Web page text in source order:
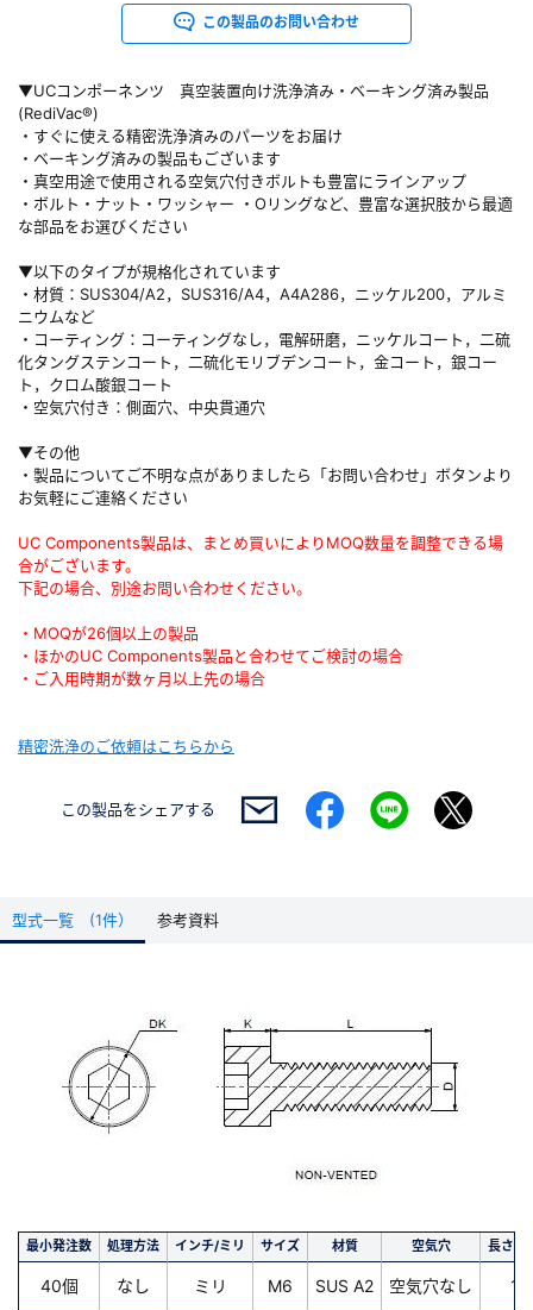
▼UCコンポーネンツ 真空装置向け洗浄済み・ベーキング済み製品
(RediVac®)
・すぐに使える精密洗浄済みのパーツをお届け
・ベーキング済みの製品もございます
・真空用途で使用される空気穴付きボルトも豊富にラインアップ
・ボルト・ナット・ワッシャー ・Oリングなど、豊富な選択肢から最適
な部品をお選びください
▼以下のタイプが規格化されています
・材質：SUS304/A2，SUS316/A4，A4A286，ニッケル200，アルミ
ニウムなど
・コーティング：コーティングなし，電解研磨，ニッケルコート，二硫
化タングステンコート，二硫化モリブデンコート，金コート，銀コー
ト，クロム酸銀コート
・空気穴付き：側面穴、中央貫通穴
▼その他
・製品についてご不明な点がありましたら「お問い合わせ」ボタンより
お気軽にご連絡ください
UC Components製品は、まとめ買いによりMOQ数量を調整できる場
合がございます。
下記の場合、別途お問い合わせください。
・MOQが26個以上の製品
・ほかのUC Components製品と合わせてご検討の場合
・ご入用時期が数ヶ月以上先の場合
精密洗浄のご依頼はこちらから
この製品のお問い合わせ
この製品をシェアする
型式一覧 (1件） 参考資料
最小発注数 処理方法 インチ/ミリ サイズ 材質 空気穴 長さ
40個 なし ミリ M6 SUS A2 空気穴なし 12
※メールアドレスを忘れた方は、 お問い合わせページ よりお問い合わせくださ